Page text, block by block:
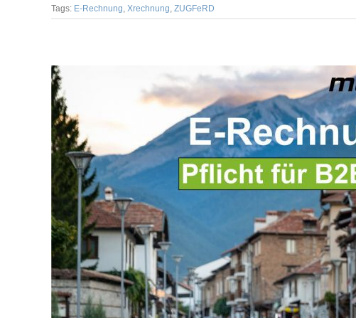
Tags: E-Rechnung, Xrechnung, ZUGFeRD